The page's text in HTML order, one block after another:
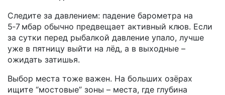
Следите за давлением: падение барометра на
5‑7 мбар обычно предвещает активный клюв. Если
за сутки перед рыбалкой давление упало, лучше
уже в пятницу выйти на лёд, а в выходные –
ожидать затишья.
Выбор места тоже важен. На больших озёрах
ищите “мостовые” зоны – места, где глубина